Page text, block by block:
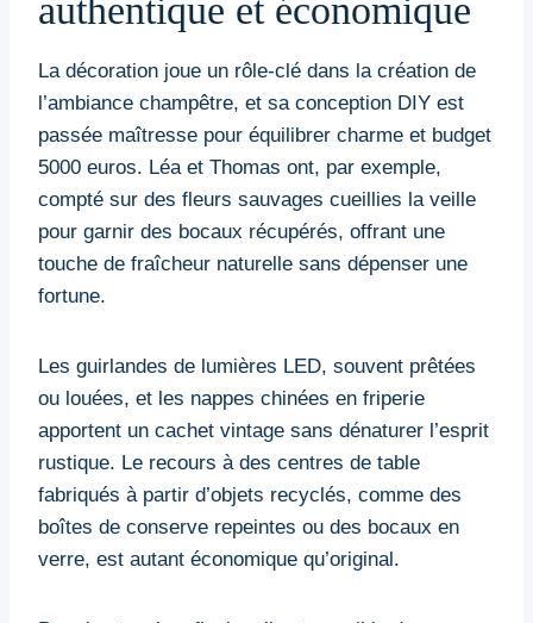
authentique et économique
La décoration joue un rôle-clé dans la création de
l’ambiance champêtre, et sa conception DIY est
passée maîtresse pour équilibrer charme et budget
5000 euros. Léa et Thomas ont, par exemple,
compté sur des fleurs sauvages cueillies la veille
pour garnir des bocaux récupérés, offrant une
touche de fraîcheur naturelle sans dépenser une
fortune.
Les guirlandes de lumières LED, souvent prêtées
ou louées, et les nappes chinées en friperie
apportent un cachet vintage sans dénaturer l’esprit
rustique. Le recours à des centres de table
fabriqués à partir d’objets recyclés, comme des
boîtes de conserve repeintes ou des bocaux en
verre, est autant économique qu’original.